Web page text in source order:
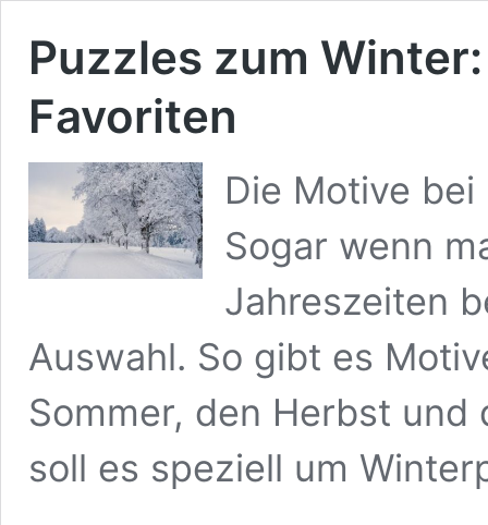
Puzzles zum
Favoriten
Die Motive
Sogar wenn
Jahreszeiten
Auswahl. So gibt es
Sommer, den Herbst
soll es speziell um